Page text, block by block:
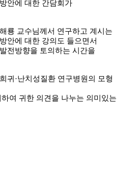
안에 대한 간담회가
룡 교수님께서 연구하고 계시는
안에 대한 강의도 들으면서
전방향을 토의하는 시간을
귀·난치성질환 연구병원의 모형
여 귀한 의견을 나누는 의미있는